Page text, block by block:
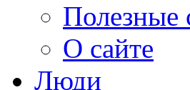
Полезные
О сайте
Люди